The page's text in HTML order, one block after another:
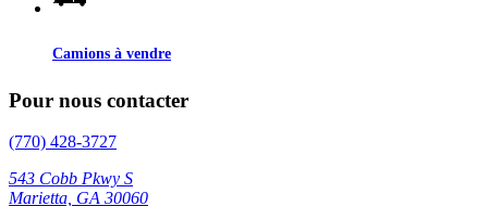
Camions à vendre
Pour nous contacter
(770) 428-3727
543 Cobb Pkwy S
Marietta, GA 30060